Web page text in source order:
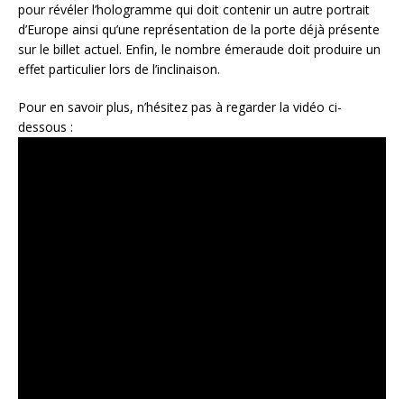
pour révéler l’hologramme qui doit contenir un autre portrait
d’Europe ainsi qu’une représentation de la porte déjà présente
sur le billet actuel. Enfin, le nombre émeraude doit produire un
effet particulier lors de l’inclinaison.
Pour en savoir plus, n’hésitez pas à regarder la vidéo ci-
dessous :